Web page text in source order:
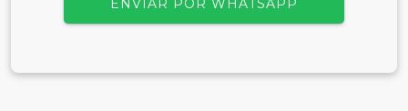
ENVIAR POR WHATSAPP